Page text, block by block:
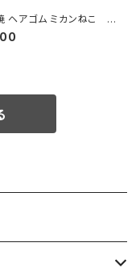
ヘアゴム ミカンねこ オ